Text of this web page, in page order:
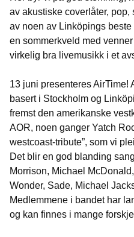
av akustiske coverlåter, pop,
av noen av Linköpings beste
en sommerkveld med
virkelig bra livemusikk i et
13 juni presenteres AirTime!
basert i Stockholm og
fremst den amerikanske
AOR, noen ganger Yatch
westcoast-tribute”, som vi
Det blir en god blanding
Morrison, Michael
Wonder, Sade, Michael
Medlemmene i bandet har
og kan finnes i mange